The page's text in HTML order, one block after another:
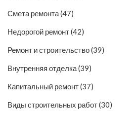
Смета ремонта(47)
Недорогой ремонт(42)
Ремонт и строительство(39)
Внутренняя отделка(39)
Капитальный ремонт(37)
Виды строительных работ(30)